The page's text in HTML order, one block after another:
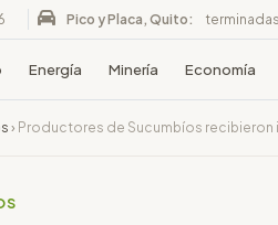
Pico y Placa, Quito:
Energía Minería Economía
› Productores de Sucumbíos recibieron